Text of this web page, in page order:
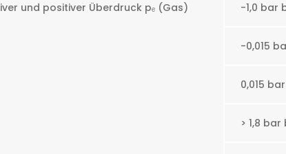
und positiver Überdruck pₑ (Gas) -1,0 bar
-0,015
0,015
> 1,8